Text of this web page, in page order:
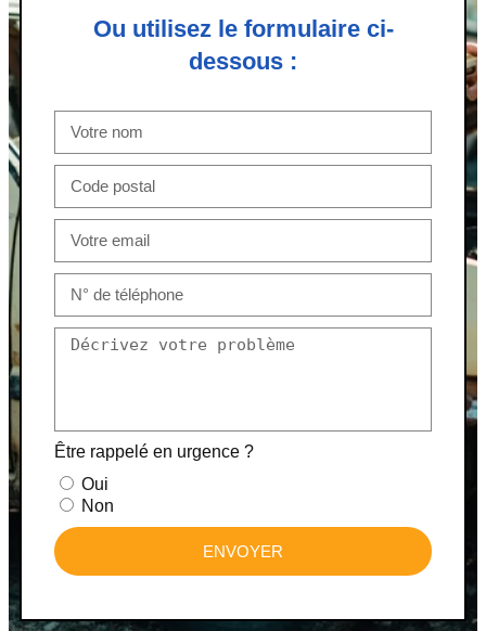
Ou utilisez le formulaire ci-
dessous :
Être rappelé en urgence ?
Oui
Non
ENVOYER